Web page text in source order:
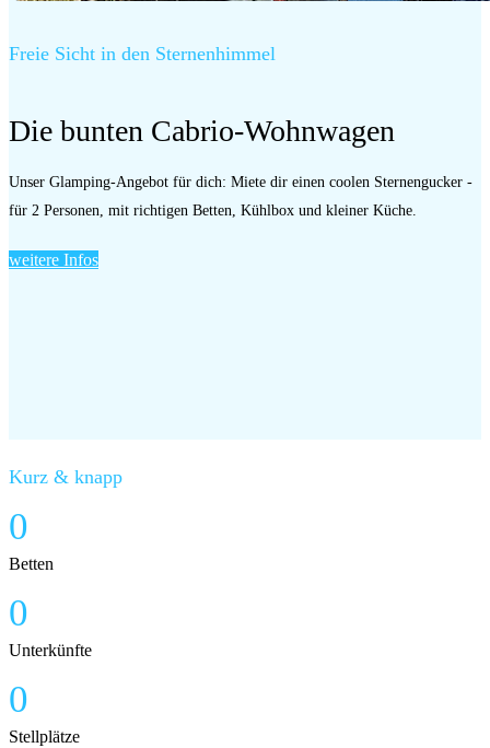
Freie Sicht in den Sternenhimmel
Die bunten Cabrio-Wohnwagen
Unser Glamping-Angebot für dich: Miete dir einen coolen Sternengucker -
für 2 Personen, mit richtigen Betten, Kühlbox und kleiner Küche.
weitere Infos
Kurz & knapp
0
Betten
0
Unterkünfte
0
Stellplätze